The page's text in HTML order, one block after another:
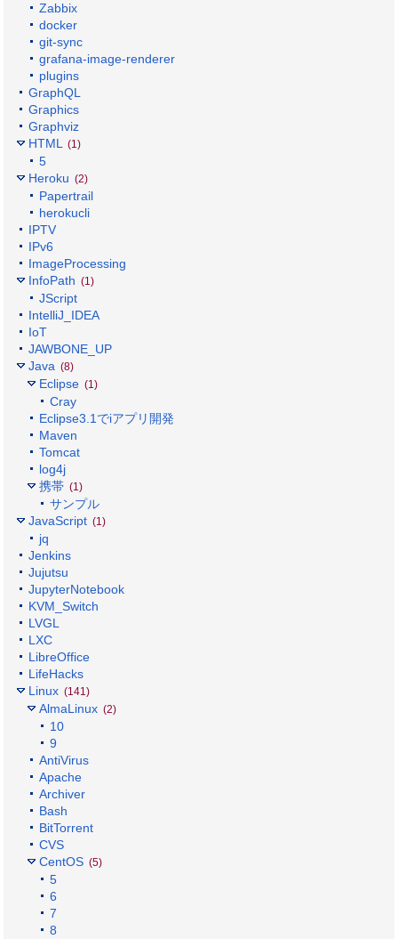
Zabbix
docker
git-sync
grafana-image-renderer
plugins
GraphQL
Graphics
Graphviz
HTML
(1)
5
Heroku (2)
Papertrail
herokucli
IPTV
IPv6
ImageProcessing
InfoPath (1)
JScript
IntelliJ_IDEA
IoT
JAWBONE_UP
Java (8)
Eclipse (1)
Cray
Eclipse3.1でiアプリ開発
Maven
Tomcat
log4j
携帯 (1)
サンプル
JavaScript (1)
jq
Jenkins
Jujutsu
JupyterNotebook
KVM_Switch
LVGL
LXC
LibreOffice
LifeHacks
Linux (141)
AlmaLinux (2)
10
9
AntiVirus
Apache
Archiver
Bash
BitTorrent
CVS
CentOS (5)
5
6
7
8